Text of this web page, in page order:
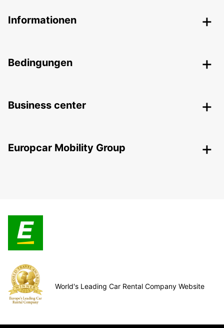
Informationen
Bedingungen
Business center
Europcar Mobility Group
World's Leading Car Rental Company Website